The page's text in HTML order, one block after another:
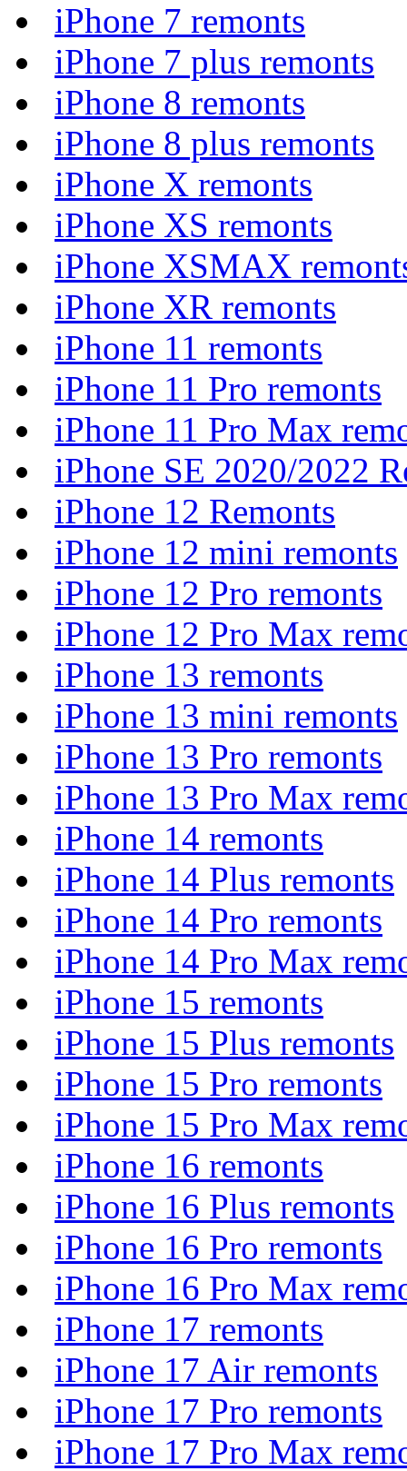
iPhone 7 remonts
iPhone 7 plus remonts
iPhone 8 remonts
iPhone 8 plus remonts
iPhone X remonts
iPhone XS remonts
iPhone XSMAX
iPhone XR remonts
iPhone 11 remonts
iPhone 11 Pro remonts
iPhone 11 Pro Max
iPhone SE 2020/2022
iPhone 12 Remonts
iPhone 12 mini remonts
iPhone 12 Pro remonts
iPhone 12 Pro Max
iPhone 13 remonts
iPhone 13 mini remonts
iPhone 13 Pro remonts
iPhone 13 Pro Max
iPhone 14 remonts
iPhone 14 Plus remonts
iPhone 14 Pro remonts
iPhone 14 Pro Max
iPhone 15 remonts
iPhone 15 Plus remonts
iPhone 15 Pro remonts
iPhone 15 Pro Max
iPhone 16 remonts
iPhone 16 Plus remonts
iPhone 16 Pro remonts
iPhone 16 Pro Max
iPhone 17 remonts
iPhone 17 Air remonts
iPhone 17 Pro remonts
iPhone 17 Pro Max